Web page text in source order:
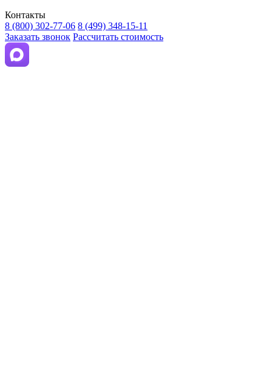
Контакты
8 (800) 302-77-06 8 (499) 348-15-11
Заказать звонок Рассчитать стоимость